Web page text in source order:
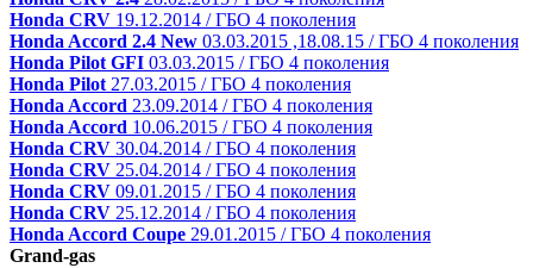
Honda CRV 19.12.2014 / ГБО 4 поколения
Honda Accord 2.4 New 03.03.2015 ,18.08.15 / ГБО 4 поколения
Honda Pilot GFI 03.03.2015 / ГБО 4 поколения
Honda Pilot 27.03.2015 / ГБО 4 поколения
Honda Accord 23.09.2014 / ГБО 4 поколения
Honda Accord 10.06.2015 / ГБО 4 поколения
Honda CRV 30.04.2014 / ГБО 4 поколения
Honda CRV 25.04.2014 / ГБО 4 поколения
Honda CRV 09.01.2015 / ГБО 4 поколения
Honda CRV 25.12.2014 / ГБО 4 поколения
Honda Accord Coupe 29.01.2015 / ГБО 4 поколения
Grand-gas